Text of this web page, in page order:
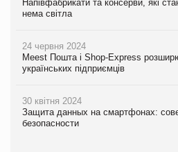
Напівфабрикати та консерви, які
нема світла
24 червня 2024
Meest Пошта і Shop-Express
українських підприємців
30 квітня 2024
Защита данных на смартфонах:
безопасности